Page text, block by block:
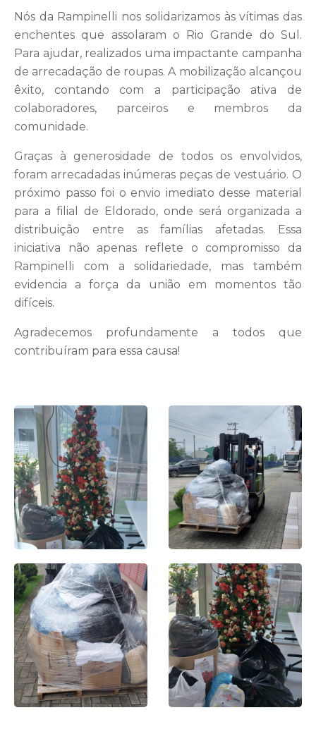
Nós da Rampinelli nos solidarizamos às vítimas das
enchentes que assolaram o Rio Grande do Sul.
Para ajudar, realizados uma impactante campanha
de arrecadação de roupas. A mobilização alcançou
êxito, contando com a participação ativa de
colaboradores, parceiros e membros da
comunidade.
Graças à generosidade de todos os envolvidos,
foram arrecadadas inúmeras peças de vestuário. O
próximo passo foi o envio imediato desse material
para a filial de Eldorado, onde será organizada a
distribuição entre as famílias afetadas. Essa
iniciativa não apenas reflete o compromisso da
Rampinelli com a solidariedade, mas também
evidencia a força da união em momentos tão
difíceis.
Agradecemos profundamente a todos que
contribuíram para essa causa!